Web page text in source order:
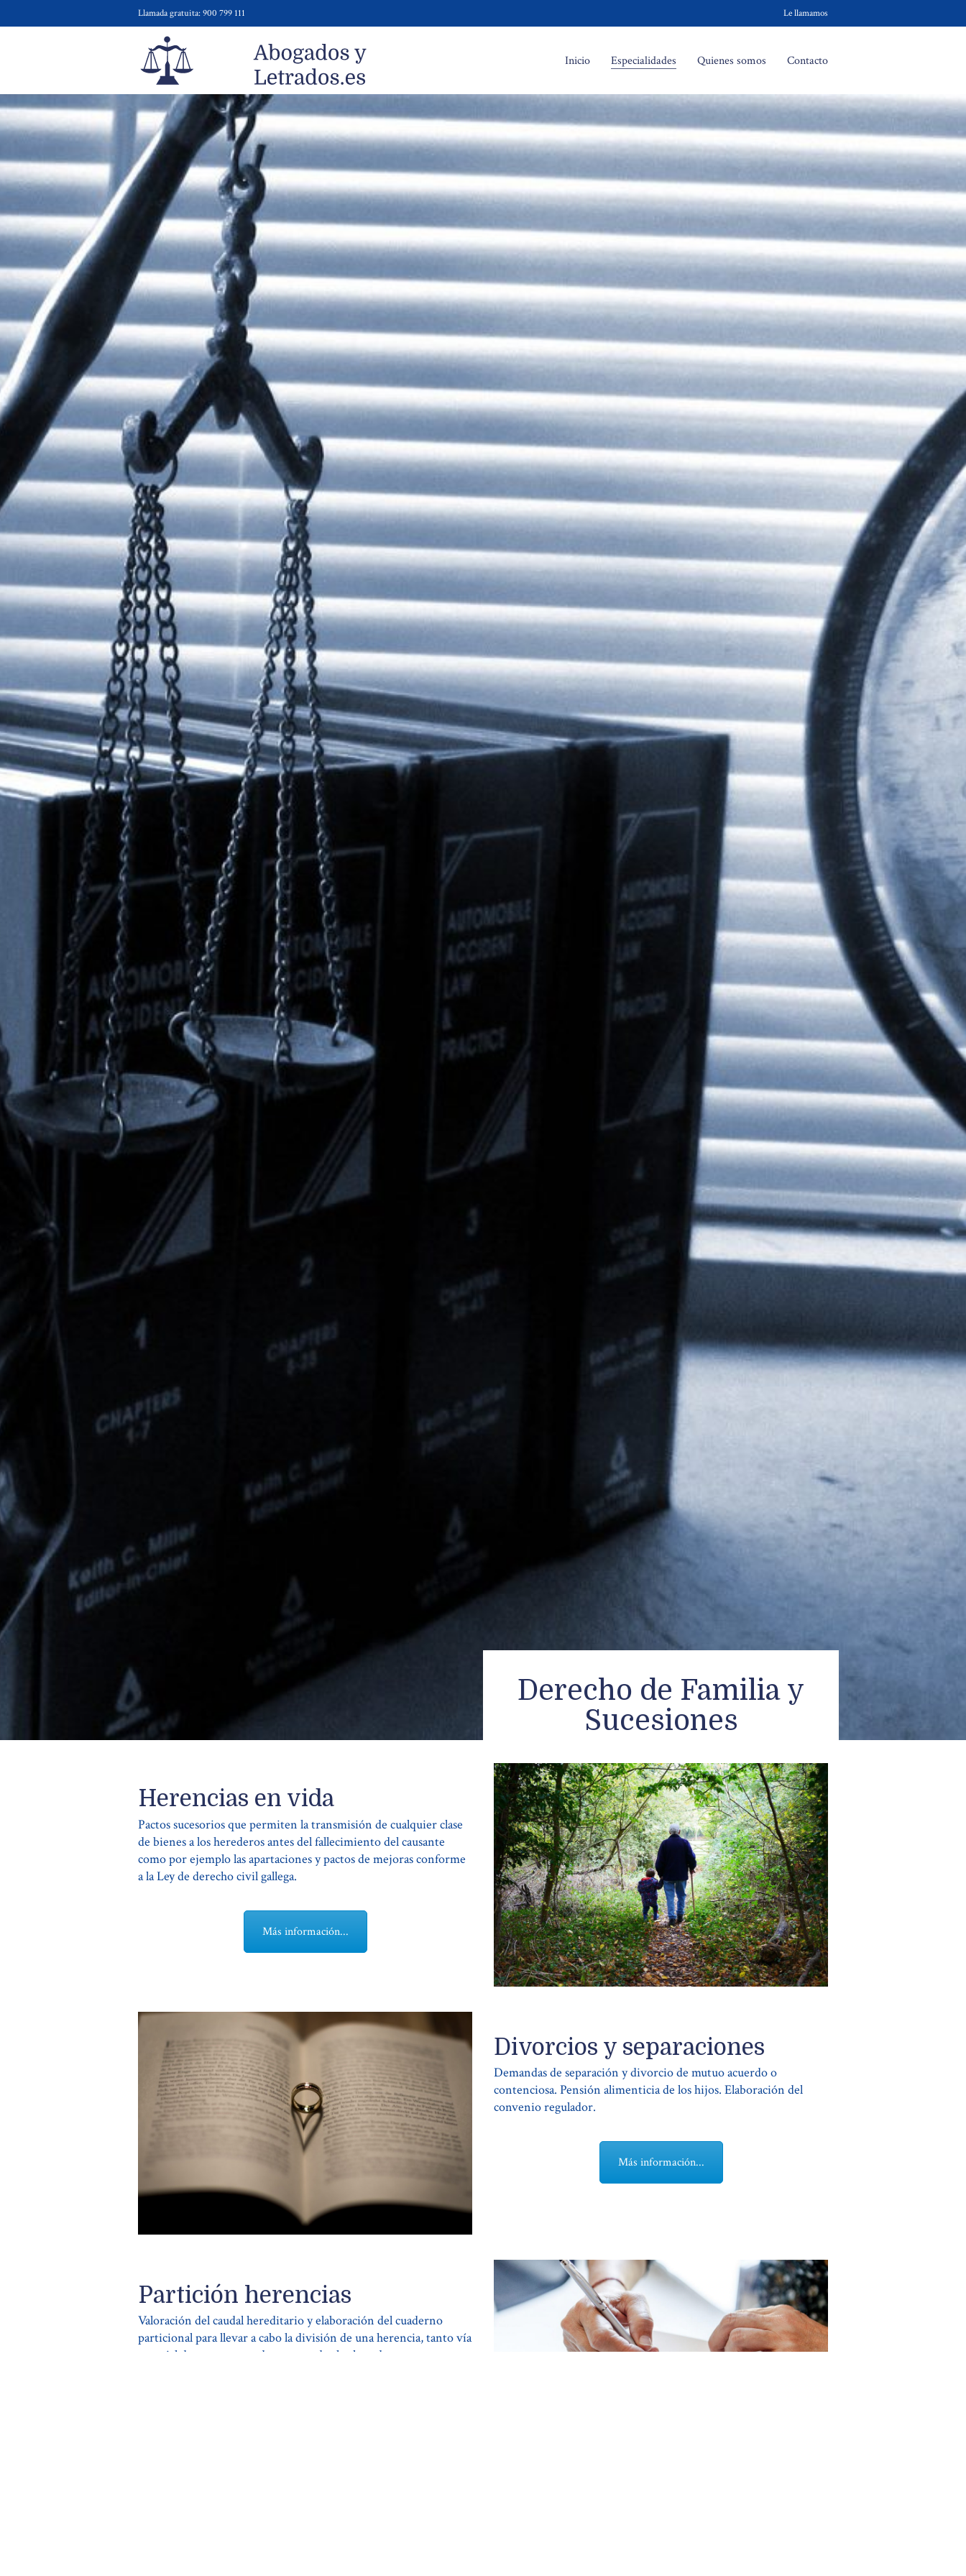
Llamada gratuita: 900 799 111 Le llamamos
Inicio Especialidades Quienes somos Contacto
Derecho de Familia y
Sucesiones
Herencias en vida
Pactos sucesorios que permiten la transmisión de cualquier clase
de bienes a los herederos antes del fallecimiento del causante
como por ejemplo las apartaciones y pactos de mejoras conforme
a la Ley de derecho civil gallega.
Más información...
Divorcios y separaciones
Demandas de separación y divorcio de mutuo acuerdo o
contenciosa. Pensión alimenticia de los hijos. Elaboración del
convenio regulador.
Más información...
Partición herencias
Valoración del caudal hereditario y elaboración del cuaderno
particional para llevar a cabo la división de una herencia, tanto vía
notarial de mutuo acuerdo entre todos los herederos como